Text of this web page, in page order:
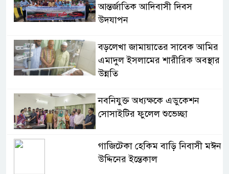
আন্তর্জাতিক আদিবাসী দিবস
উদযাপন
বড়লেখা জামায়াতের সাবেক আমির
এমাদুল ইসলামের শারীরিক অবস্থার
উন্নতি
নবনিযুক্ত অধ্যক্ষকে এডুকেশন
সোসাইটির ফুলেল শুভেচ্ছা
গাজিটেকা হেকিম বাড়ি নিবাসী মঈন
উদ্দিনের ইন্তেকাল